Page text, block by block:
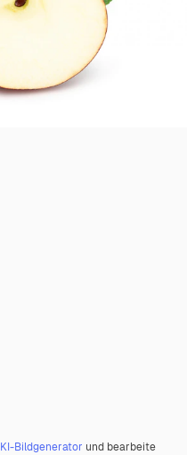
KI-Bildgenerator und bearbeite